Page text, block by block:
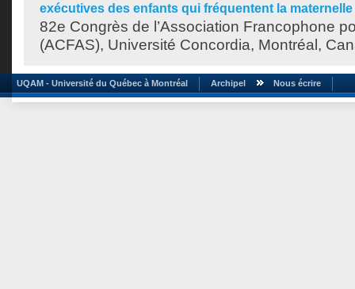
exécutives des enfants qui fréquentent la maternelle
82e Congrès de l’Association Francophone
(ACFAS), Université Concordia, Montréal,
UQAM - Université du Québec à Montréal Archipel Nous écrire